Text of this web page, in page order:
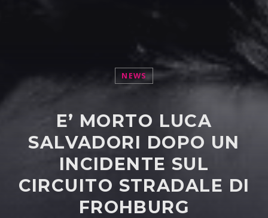
NEWS
E’ MORTO LUCA
SALVADORI DOPO UN
INCIDENTE SUL
CIRCUITO STRADALE DI
FROHBURG